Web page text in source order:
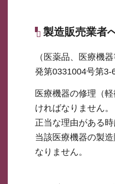
製造販売業者
（医薬品、医療機
発第0331004号第3-6
医療機器の修理（
ければなりません
正当な理由がある
当該医療機器の製
なりません。